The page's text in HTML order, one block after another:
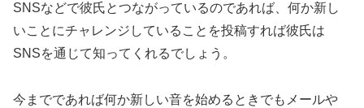
SNSなどで彼氏とつながっているのであれば、何か新し
いことにチャレンジしていることを投稿すれば彼氏は
SNSを通じて知ってくれるでしょう。
今までであれば何か新しい音を始めるときでもメールや